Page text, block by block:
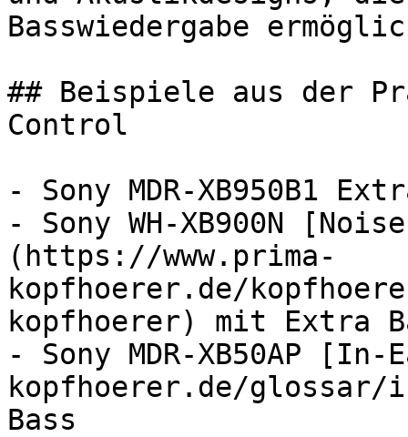
Basswiedergabe
## Beispiele aus der
Control
- Sony MDR-XB950B1
- Sony WH-XB900N
(https://www.prima-
kopfhoerer.de/
kopfhoerer) mit Extra
- Sony MDR-XB50AP
kopfhoerer.de/
Bass